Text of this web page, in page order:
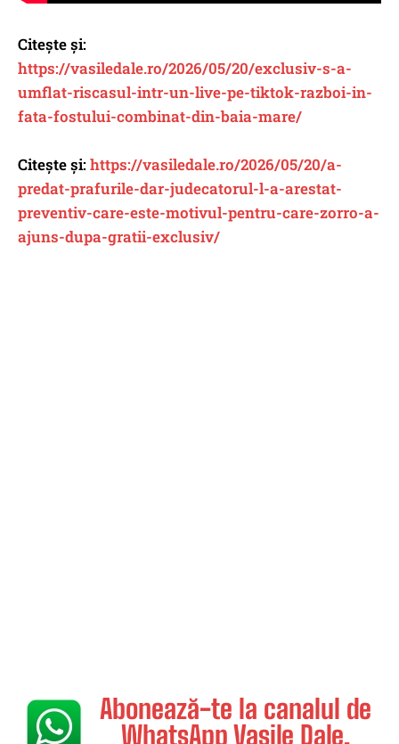
Citește și:
https://vasiledale.ro/2026/05/20/exclusiv-s-a-
umflat-riscasul-intr-un-live-pe-tiktok-razboi-in-
fata-fostului-combinat-din-baia-mare/
Citește și:https://vasiledale.ro/2026/05/20/a-
predat-prafurile-dar-judecatorul-l-a-arestat-
preventiv-care-este-motivul-pentru-care-zorro-a-
ajuns-dupa-gratii-exclusiv/
Abonează-te la canalul de
WhatsApp Vasile Dale.